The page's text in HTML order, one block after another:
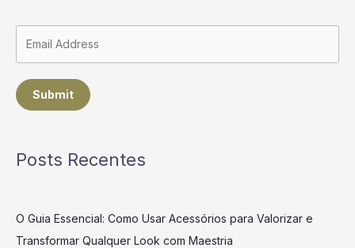
Submit
Posts Recentes
O Guia Essencial: Como Usar Acessórios para Valorizar e
Transformar Qualquer Look com Maestria